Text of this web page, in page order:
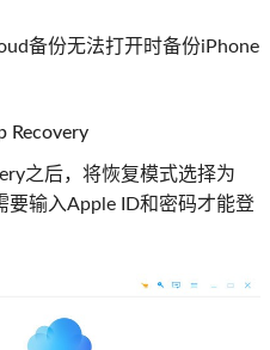
备份无法打开时备份iPhone
Recovery
之后，将恢复模式选择为
要输入Apple ID和密码才能登